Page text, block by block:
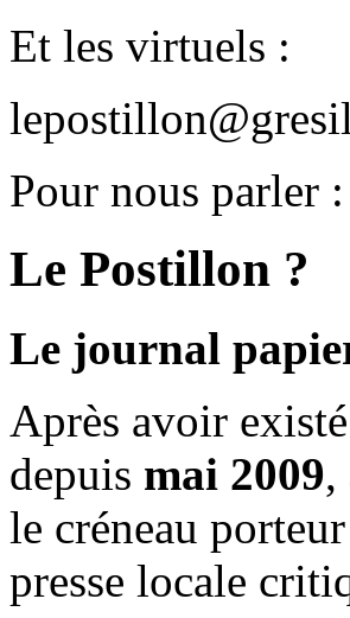
Et les virtuels :
Pour nous parler
Le Postillon ?
Le journal
Après avoir
depuis mai 2009,
le créneau
presse locale